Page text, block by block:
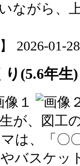
ながら、
2026-01-
(5.6年生)
が、図工
は、「〇
バスケッ